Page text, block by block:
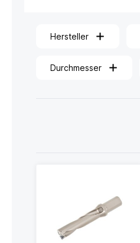
Hersteller
Durchmesser